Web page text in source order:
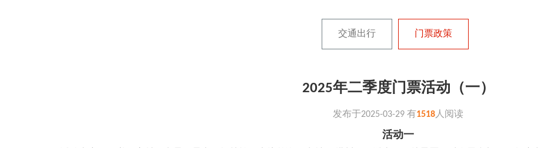
交通出行 门票政策
2025年二季度门票活动（一）
发布于2025-03-29 有 1518人阅读
活动一